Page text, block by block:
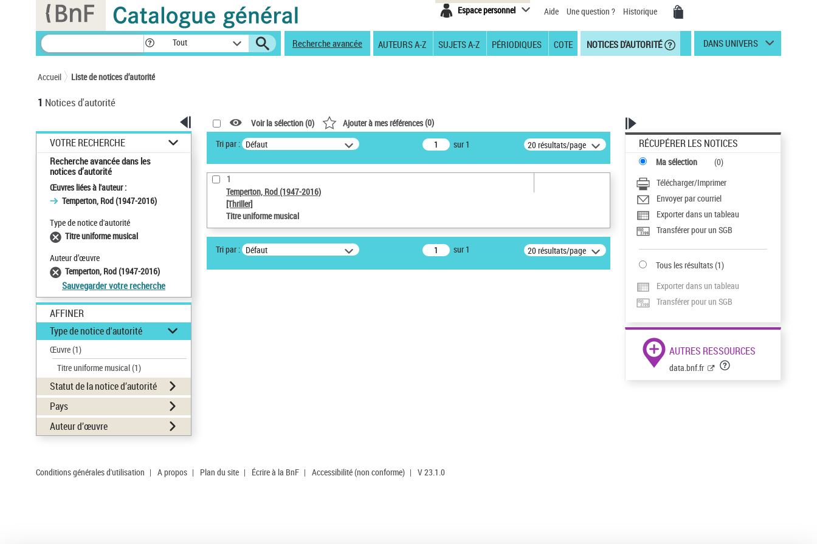
Espace personnel Aide Une question ? Historique
Tout Recherche avancée AUTEURS A-Z SUJETS A-Z PÉRIODIQUES COTE NOTICES D'AUTORITÉ DANS UNIVERS
Accueil Liste de notices d’autorité
1 Notices d'autorité
VOTRE RECHERCHE
Recherche avancée dans les
notices d’autorité
Œuvres liées à l'auteur :
Temperton, Rod (1947-2016)
Type de notice d'autorité
Titre uniforme musical
Auteur d’œuvre
Temperton, Rod (1947-2016)
Sauvegarder votre recherche
AFFINER
Type de notice d'autorité
Œuvre(1)
Titre uniforme musical(1)
Statut de la notice d’autorité
Pays
Auteur d’œuvre
Voir la sélection (0) Ajouter à mes références(0)
Tri par : Défaut sur 1 20 résultats/page
1
Temperton, Rod (1947-2016)
[Thriller]
Titre uniforme musical
Tri par : Défaut sur 1 20 résultats/page
RÉCUPÉRER LES NOTICES
Ma sélection (0)
Télécharger/Imprimer
Envoyer par courriel
Exporter dans un tableau
Transférer pour un SGB
Tous les résultats(1)
Exporter dans un tableau
Transférer pour un SGB
AUTRES RESSOURCES
data.bnf.fr
Conditions générales d'utilisation | A propos | Plan du site | Écrire à la BnF | Accessibilité (non conforme) | V 23.1.0
Panneau de gestion des cookies